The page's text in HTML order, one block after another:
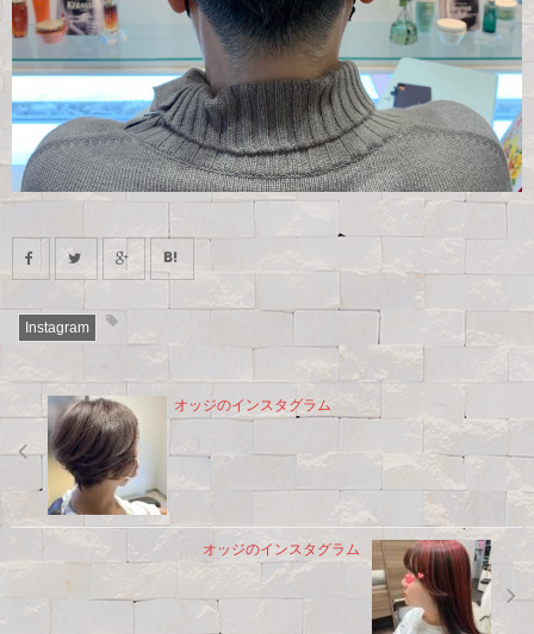
Instagram
オッジのインスタグラム
オッジのインスタグラム